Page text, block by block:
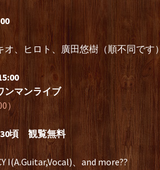
、ヒロト、廣田悠樹（順不同です）
マンライブ
）
頃 観覧無料
I(A.Guitar,Vocal)、and more??